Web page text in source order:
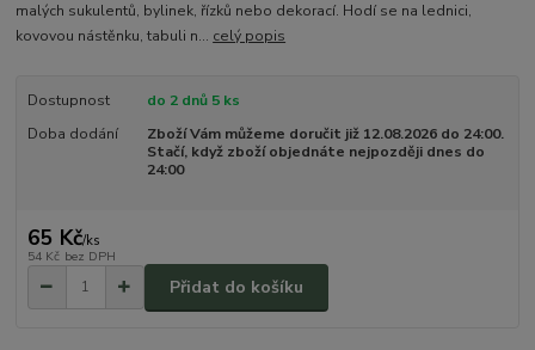
malých sukulentů, bylinek, řízků nebo dekorací. Hodí se na lednici,
kovovou nástěnku, tabuli n... celý popis
Dostupnost
do 2 dnů 5 ks
Doba dodání
Zboží Vám můžeme doručit již 12.08.2026 do 24:00.
Stačí, když zboží objednáte nejpozději dnes do
24:00
65 Kč/ks
54 Kč bez DPH
Přidat do košíku